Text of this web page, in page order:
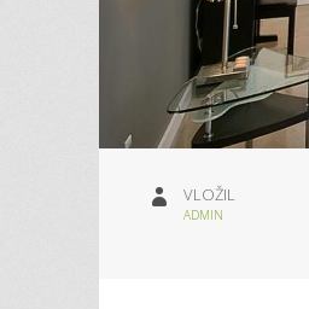
VLOŽIL
ADMIN